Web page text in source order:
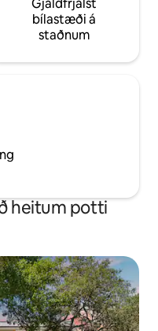
Gjaldfrjálst
bílastæði á
staðnum
heitum potti